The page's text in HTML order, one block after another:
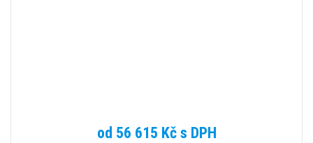
od 56 615 Kč s DPH